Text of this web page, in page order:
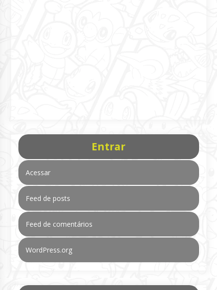
Entrar
Acessar
Feed de posts
Feed de comentários
WordPress.org